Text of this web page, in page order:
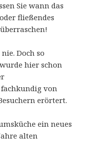
Sie wann das
fließendes
Doch so
hier schon
von
erörtert.
ein neues
alten